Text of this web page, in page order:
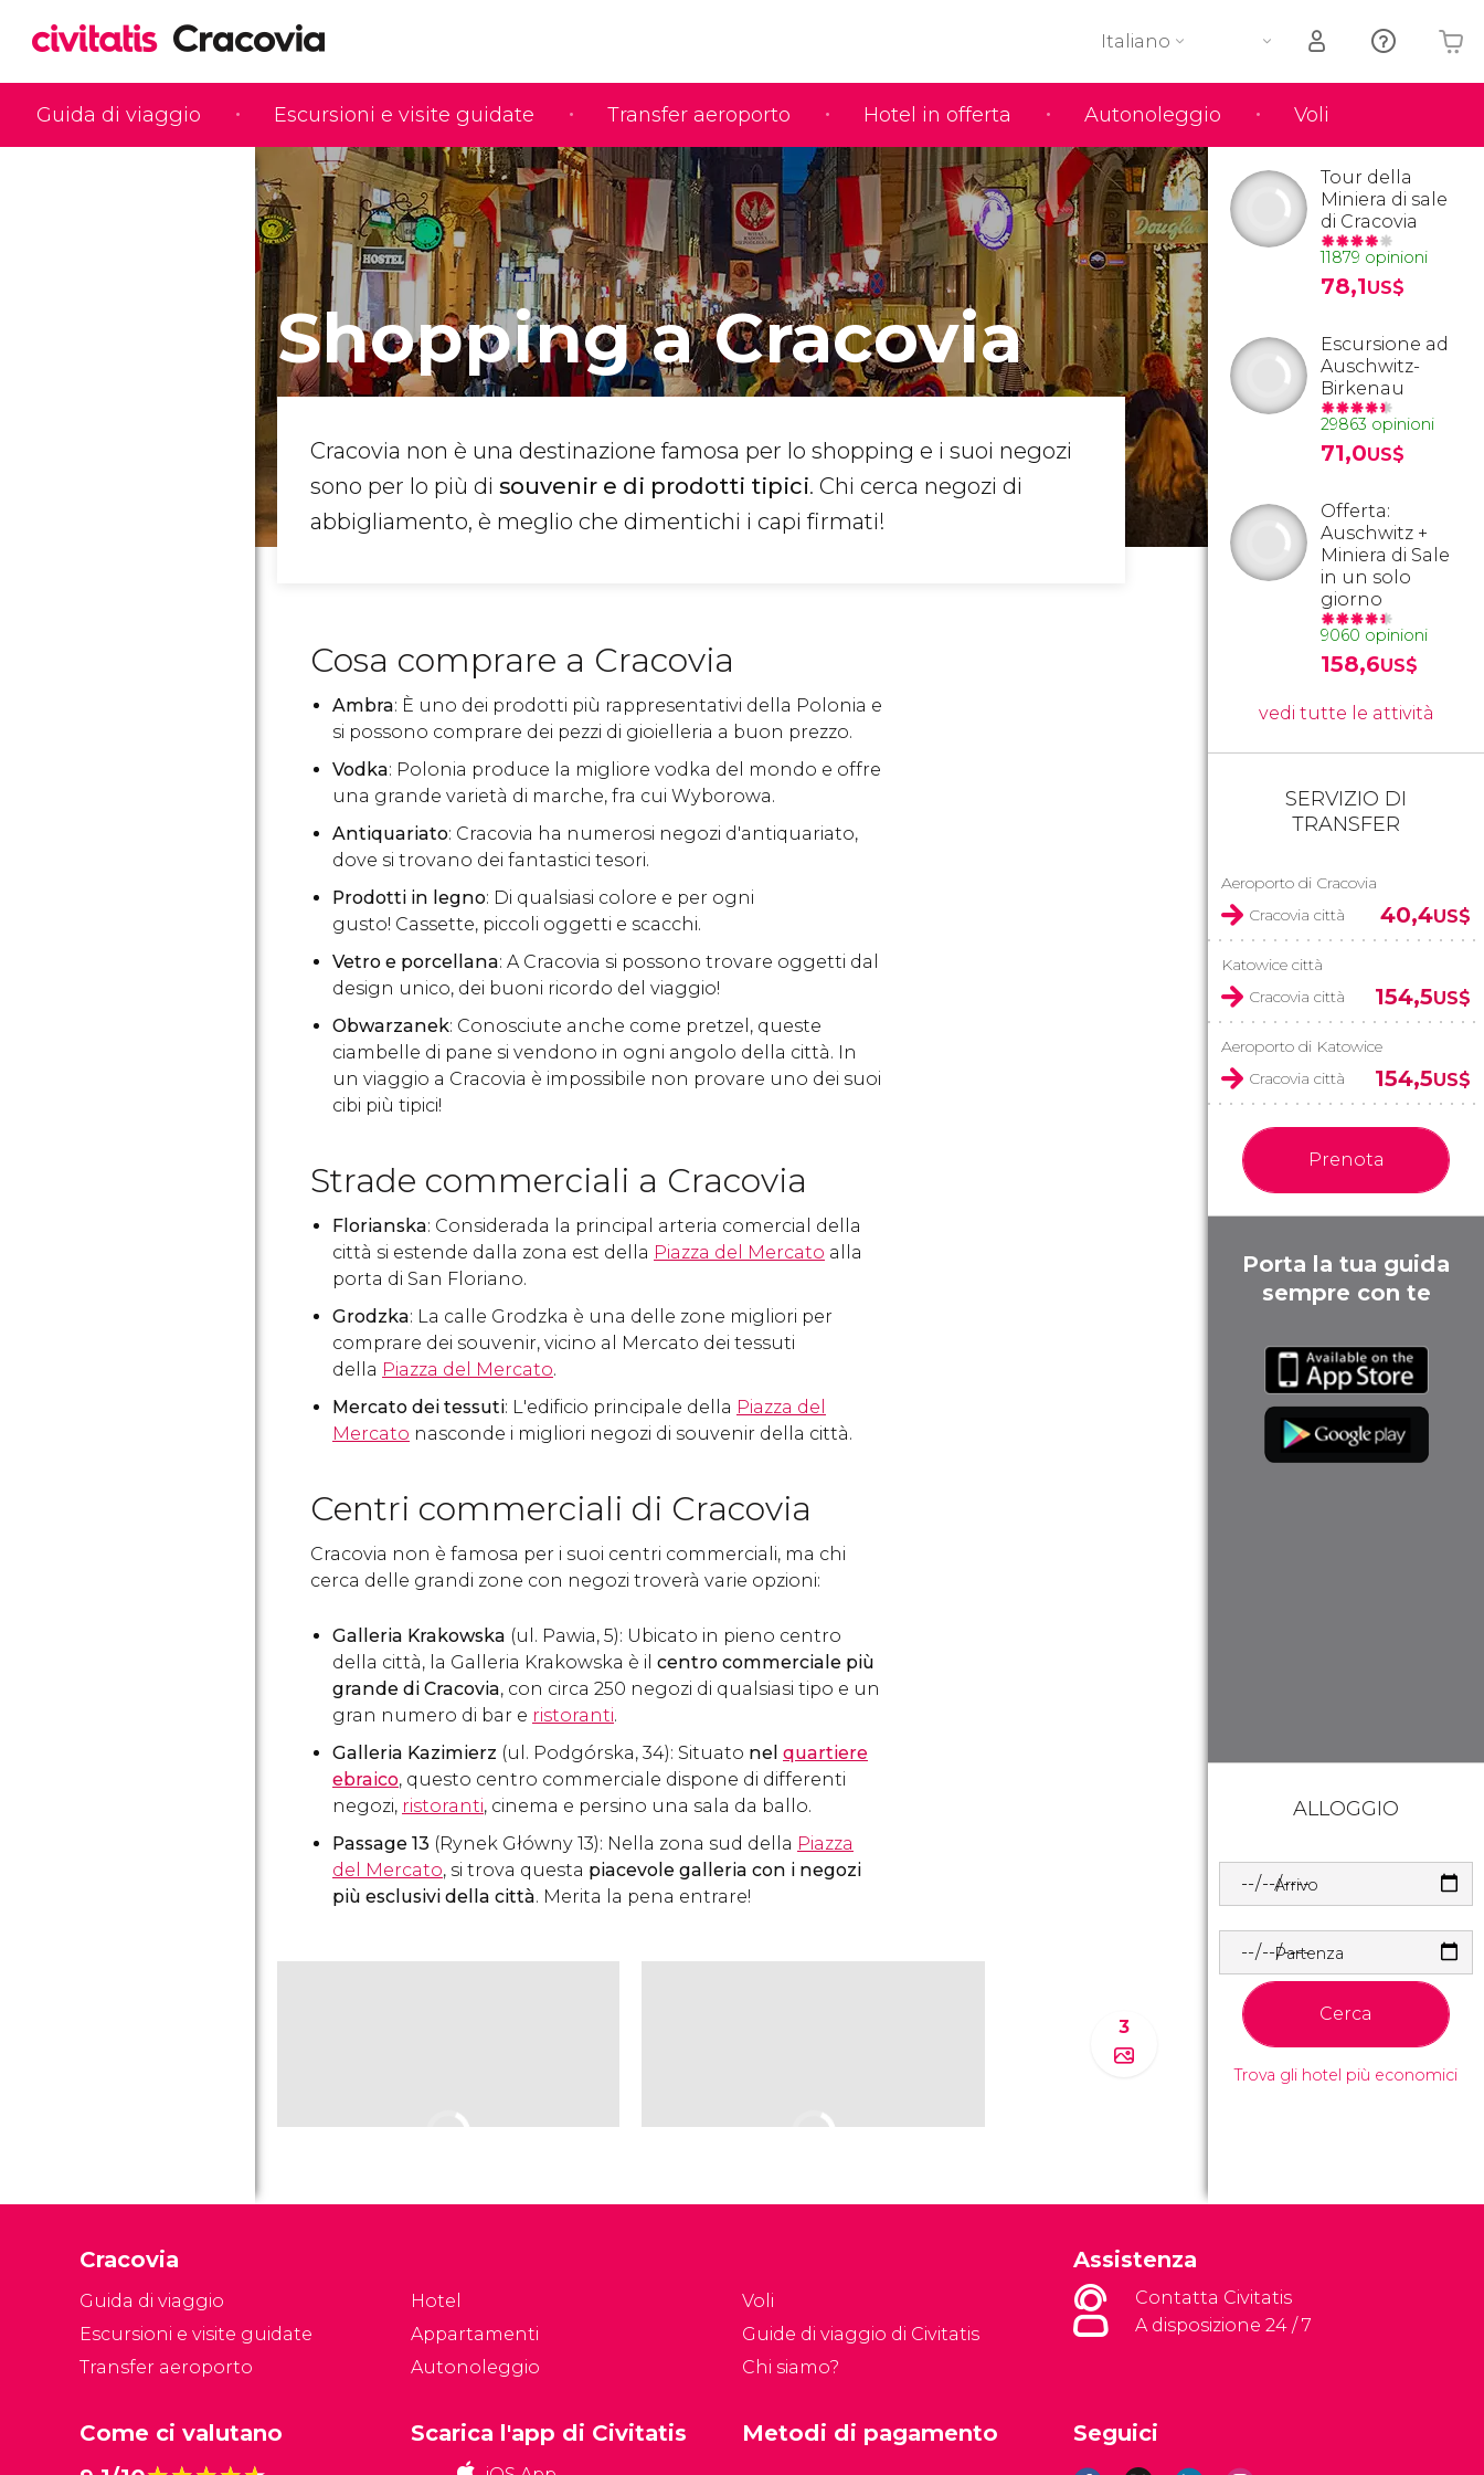
Guida di viaggio Escursioni e visite guidate Transfer aeroporto Hotel in offerta Autonoleggio Voli
Italiano
Il tuo carrello è vuoto
Shopping a Cracovia
Cracovia non è una destinazione famosa per lo shopping e i suoi negozi
sono per lo più di souvenir e di prodotti tipici. Chi cerca negozi di
abbigliamento, è meglio che dimentichi i capi firmati!
Cosa comprare a Cracovia
Ambra: È uno dei prodotti più rappresentativi della Polonia e
si possono comprare dei pezzi di gioielleria a buon prezzo.
Vodka: Polonia produce la migliore vodka del mondo e offre
una grande varietà di marche, fra cui Wyborowa.
Antiquariato: Cracovia ha numerosi negozi d'antiquariato,
dove si trovano dei fantastici tesori.
Prodotti in legno: Di qualsiasi colore e per ogni
gusto! Cassette, piccoli oggetti e scacchi.
Vetro e porcellana: A Cracovia si possono trovare oggetti dal
design unico, dei buoni ricordo del viaggio!
Obwarzanek: Conosciute anche come pretzel, queste
ciambelle di pane si vendono in ogni angolo della città. In
un viaggio a Cracovia è impossibile non provare uno dei suoi
cibi più tipici!
Strade commerciali a Cracovia
Florianska: Considerada la principal arteria comercial della
città si estende dalla zona est della Piazza del Mercato alla
porta di San Floriano.
Grodzka: La calle Grodzka è una delle zone migliori per
comprare dei souvenir, vicino al Mercato dei tessuti
della Piazza del Mercato.
Mercato dei tessuti​: L'edificio principale della Piazza del
Mercato nasconde i migliori negozi di souvenir della città.
Centri commerciali di Cracovia
Cracovia non è famosa per i suoi centri commerciali, ma chi
cerca delle grandi zone con negozi troverà varie opzioni:
Galleria Krakowska (ul. Pawia, 5): Ubicato in pieno centro
della città, la Galleria Krakowska è il centro commerciale più
grande di Cracovia, con circa 250 negozi di qualsiasi tipo e un
gran numero di bar e ristoranti.
Galleria Kazimierz (ul. Podgórska, 34): Situato nel quartiere
ebraico, questo centro commerciale dispone di differenti
negozi, ristoranti, cinema e persino una sala da ballo.
Passage 13 (Rynek Główny 13): Nella zona sud della Piazza
del Mercato, si trova questa piacevole galleria con i negozi
più esclusivi della città. Merita la pena entrare!
3
Tour della
Miniera di sale
di Cracovia
11879 opinioni
78,1US$
Escursione ad
Auschwitz-
Birkenau
29863 opinioni
71,0US$
Offerta:
Auschwitz +
Miniera di Sale
in un solo
giorno
9060 opinioni
158,6US$
vedi tutte le attività
SERVIZIO DI
TRANSFER
Aeroporto di Cracovia
Cracovia città
40,4US$
Katowice città
Cracovia città
154,5US$
Aeroporto di Katowice
Cracovia città
154,5US$
Prenota
Porta la tua guida
sempre con te
ALLOGGIO
Arrivo
Partenza
Cerca
Trova gli hotel più economici
Cracovia
Guida di viaggio
Escursioni e visite guidate
Transfer aeroporto
Hotel
Appartamenti
Autonoleggio
Voli
Guide di viaggio di Civitatis
Chi siamo?
Assistenza
Contatta Civitatis
A disposizione 24 / 7
Come ci valutano
Seguici
Scarica l'app di Civitatis Metodi di pagamento